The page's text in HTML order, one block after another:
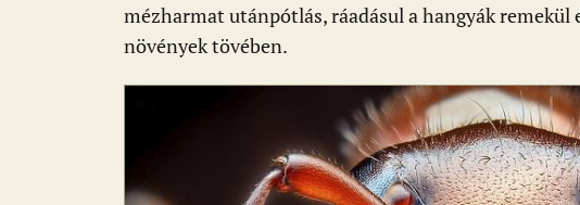
mézharmat utánpótlás, ráadásul a hangyák
növények tövében.